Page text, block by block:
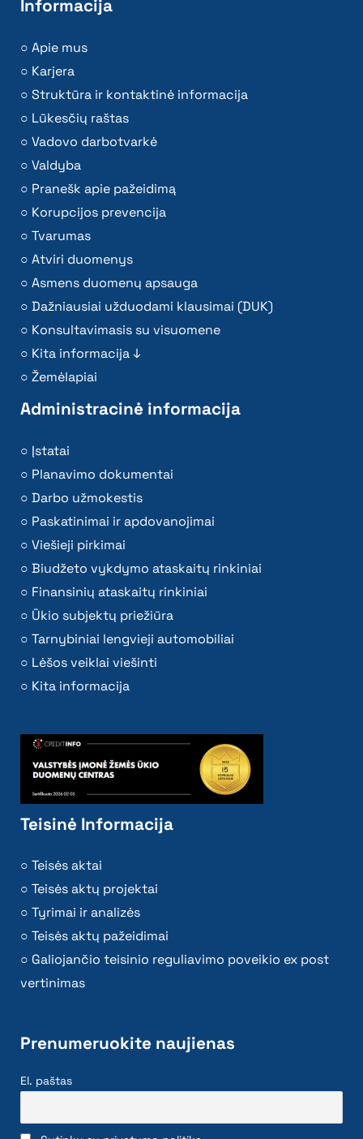
Informacija
Apie mus
Karjera
Struktūra ir kontaktinė informacija
Lūkesčių raštas
Vadovo darbotvarkė
Valdyba
Pranešk apie pažeidimą
Korupcijos prevencija
Tvarumas
Atviri duomenys
Asmens duomenų apsauga
Dažniausiai užduodami klausimai (DUK)
Konsultavimasis su visuomene
Kita informacija ↓
Žemėlapiai
Administracinė informacija
Įstatai
Planavimo dokumentai
Darbo užmokestis
Paskatinimai ir apdovanojimai
Viešieji pirkimai
Biudžeto vykdymo ataskaitų rinkiniai
Finansinių ataskaitų rinkiniai
Ūkio subjektų priežiūra
Tarnybiniai lengvieji automobiliai
Lėšos veiklai viešinti
Kita informacija
Teisinė Informacija
Teisės aktai
Teisės aktų projektai
Tyrimai ir analizės
Teisės aktų pažeidimai
Galiojančio teisinio reguliavimo poveikio ex post
vertinimas
Prenumeruokite naujienas
El. paštas